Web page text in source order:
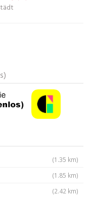
(1.35 km)
(1.85 km)
(2.42 km)